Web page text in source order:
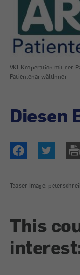
VKI-Kooperation mit der
PatientenanwältInnen
Diesen
Teaser-Image:
This